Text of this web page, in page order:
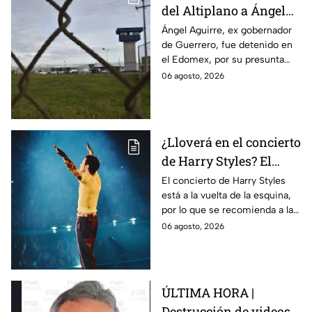
del Altiplano a Ángel
Aguirre, ex gobernador
de Guerrero por caso
Ayotzinapa
Ángel Aguirre, ex gobernador
de Guerrero, fue detenido en
el Edomex, por su presunta
participación en la
06 agosto, 2026
¿Lloverá en el concierto
de Harry Styles? El
pronóstico del clima
para este viernes en
CDMX
El concierto de Harry Styles
está a la vuelta de la esquina,
por lo que se recomienda a las
y los fanáticos revisar el clima
06 agosto, 2026
ÚLTIMA HORA |